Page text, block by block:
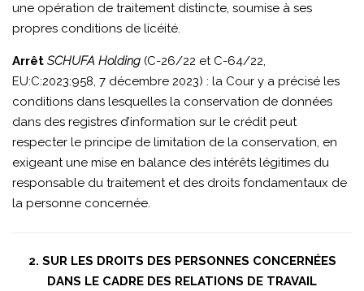
une opération de traitement distincte, soumise à ses
propres conditions de licéité.
Arrêt SCHUFA Holding (C-26/22 et C-64/22,
EU:C:2023:958, 7 décembre 2023) : la Cour y a précisé les
conditions dans lesquelles la conservation de données
dans des registres d’information sur le crédit peut
respecter le principe de limitation de la conservation, en
exigeant une mise en balance des intérêts légitimes du
responsable du traitement et des droits fondamentaux de
la personne concernée.
2. SUR LES DROITS DES PERSONNES CONCERNÉES
DANS LE CADRE DES RELATIONS DE TRAVAIL